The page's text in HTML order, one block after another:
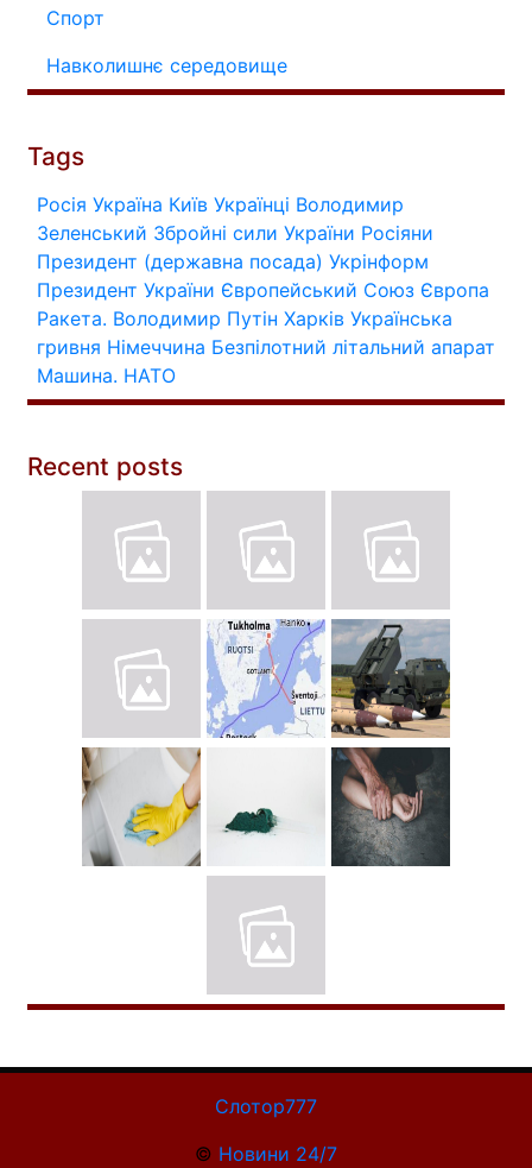
Спорт
Навколишнє середовище
Tags
Росія Україна Київ Українці Володимир
Зеленський Збройні сили України Росіяни
Президент (державна посада) Укрінформ
Президент України Європейський Союз Європа
Ракета. Володимир Путін Харків Українська
гривня Німеччина Безпілотний літальний апарат
Машина. НАТО
Recent posts
Слотор777
© Новини 24/7